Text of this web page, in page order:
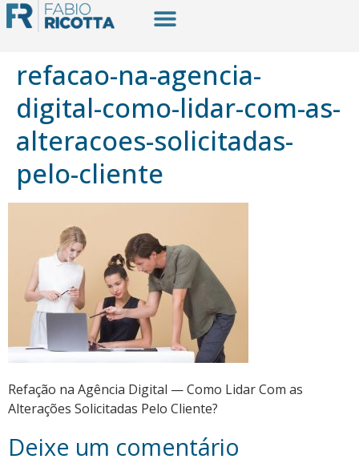
refacao-na-agencia-
digital-como-lidar-com-as-
alteracoes-solicitadas-
pelo-cliente
Refação na Agência Digital — Como Lidar Com as
Alterações Solicitadas Pelo Cliente?
Deixe um comentário